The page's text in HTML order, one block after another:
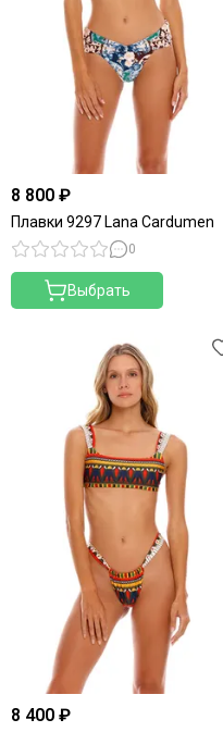
8 800 ₽
Плавки 9297 Lana Cardumen
0
Выбрать
8 400 ₽